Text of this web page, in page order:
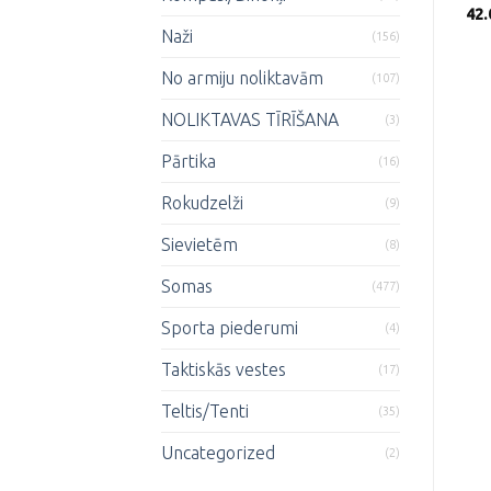
Naži (156)
No armiju noliktavām (107)
NOLIKTAVAS TĪRĪŠANA (3)
Pārtika (16)
Rokudzelži (9)
Sievietēm (8)
Somas (477)
Sporta piederumi (4)
Taktiskās vestes (17)
Teltis/Tenti (35)
Uncategorized (2)